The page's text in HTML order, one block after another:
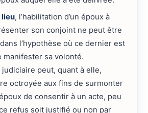
lieu, l’habilitation d’un époux à
son conjoint ne peut être
l’hypothèse où ce dernier est
manifester sa volonté.
judiciaire peut, quant à elle,
octroyée aux fins de surmonter
de consentir à un acte, peu
refus soit justifié ou non par